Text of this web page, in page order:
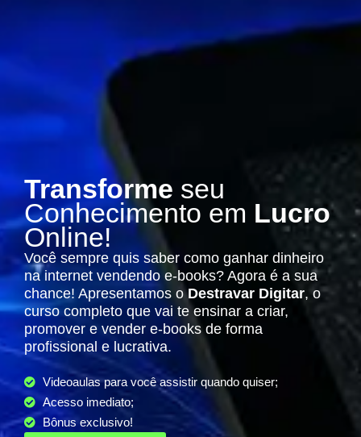
Transforme seu
Conhecimento em Lucro
Online!
Você sempre quis saber como ganhar dinheiro
na internet vendendo e-books? Agora é a sua
chance! Apresentamos oDestravar Digitar, o
curso completo que vai te ensinar a criar,
promover e vender e-books de forma
profissional e lucrativa.
Videoaulas para você assistir quando quiser;
Acesso imediato;
Bônus exclusivo!